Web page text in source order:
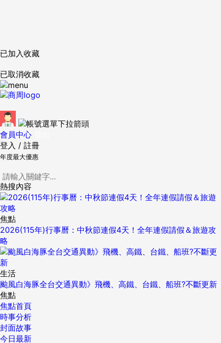
已加入收藏
已取消收藏
會員中心
登入 / 註冊
年度最大優惠
熱搜內容
焦點
2026(115年)行事曆：中秋節連假4天！全年連假請假＆旅遊攻
略
生活
颱風白海豚全台交通異動》飛機、高鐵、台鐵、船班?不斷更新
焦點
焦點首頁
時事分析
封面故事
今日最新